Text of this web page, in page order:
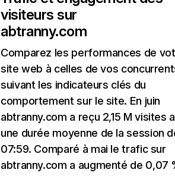
visiteurs sur
abtranny.com
Comparez les performances de
site web à celles de vos
suivant les indicateurs clés du
comportement sur le site. En juin
abtranny.com a reçu 2,15 M visites
une durée moyenne de la session
07:59. Comparé à mai le trafic sur
abtranny.com a augmenté de 0,07